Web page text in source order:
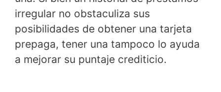
irregular no obstaculiza sus
posibilidades de obtener una tarjeta
prepaga, tener una tampoco lo ayuda
a mejorar su puntaje crediticio.